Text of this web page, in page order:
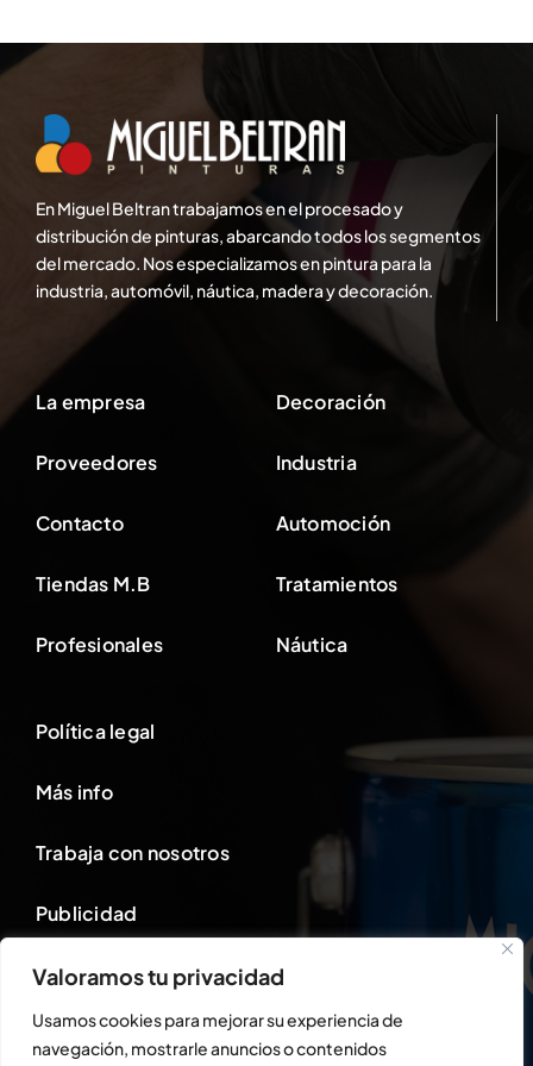
Valoramos tu privacidad
Usamos cookies para mejorar su experiencia de
navegación, mostrarle anuncios o contenidos
En Miguel Beltran trabajamos en el procesado y
distribución de pinturas, abarcando todos los segmentos
del mercado. Nos especializamos en pintura para la
industria, automóvil, náutica, madera y decoración.
La empresa
Proveedores
Contacto
Tiendas M.B
Profesionales
Decoración
Industria
Automoción
Tratamientos
Náutica
Política legal
Más info
Trabaja con nosotros
Publicidad